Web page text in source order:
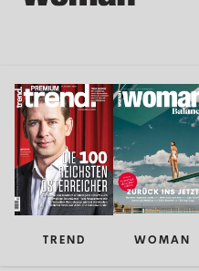
TREND WOMAN